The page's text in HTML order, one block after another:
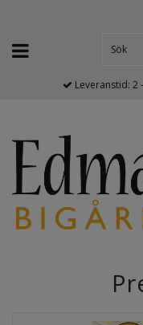
Leveranstid: 2